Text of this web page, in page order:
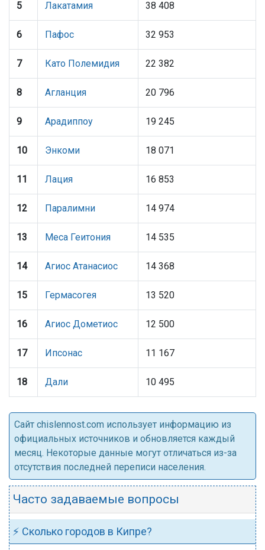
5 Лакатамия 38 408
6 Пафос 32 953
7 Като Полемидия 22 382
8 Агланция 20 796
9 Арадиппоу 19 245
10 Энкоми 18 071
11 Лация 16 853
12 Паралимни 14 974
13 Меса Геитония 14 535
14 Агиос Атанасиос 14 368
15 Гермасогея 13 520
16 Агиос Дометиос 12 500
17 Ипсонас 11 167
18 Дали 10 495
Cайт chislennost.com использует информацию из
официальных источников и обновляется каждый
месяц. Некоторые данные могут отличаться из-за
отсутствия последней переписи населения.
Часто задаваемые вопросы
⚡ Сколько городов в Кипре?